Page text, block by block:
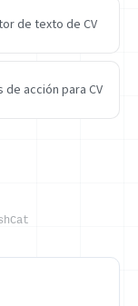
de texto de CV
de acción para CV